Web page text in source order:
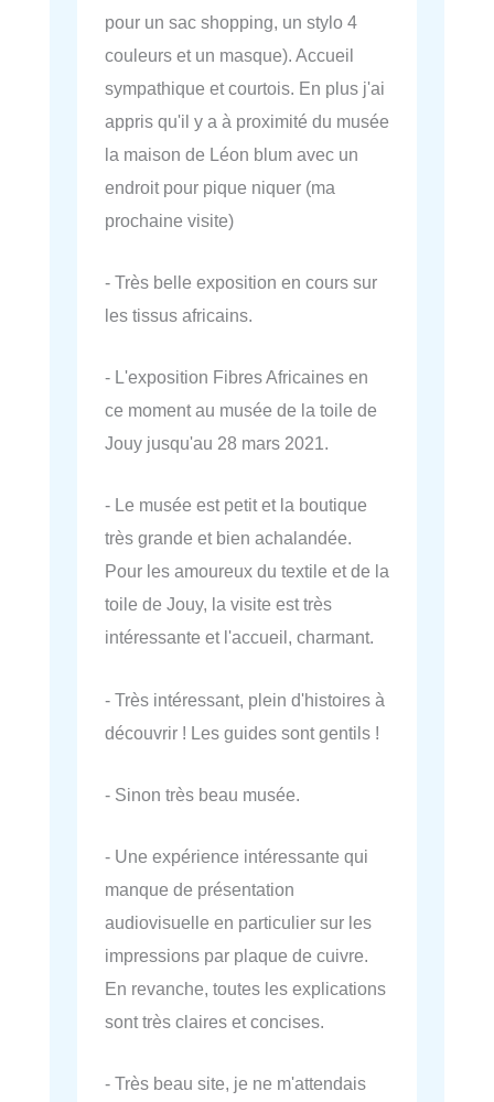
pour un sac shopping, un stylo 4
couleurs et un masque). Accueil
sympathique et courtois. En plus j'ai
appris qu'il y a à proximité du musée
la maison de Léon blum avec un
endroit pour pique niquer (ma
prochaine visite)
- Très belle exposition en cours sur
les tissus africains.
- L'exposition Fibres Africaines en
ce moment au musée de la toile de
Jouy jusqu'au 28 mars 2021.
- Le musée est petit et la boutique
très grande et bien achalandée.
Pour les amoureux du textile et de la
toile de Jouy, la visite est très
intéressante et l'accueil, charmant.
- Très intéressant, plein d'histoires à
découvrir ! Les guides sont gentils !
- Sinon très beau musée.
- Une expérience intéressante qui
manque de présentation
audiovisuelle en particulier sur les
impressions par plaque de cuivre.
En revanche, toutes les explications
sont très claires et concises.
- Très beau site, je ne m'attendais